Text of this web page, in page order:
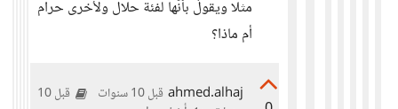
مثلًا ويقولُ بأنّها لفئة حلال ولأُخرى حرام
أم ماذا؟
ahmed.alhaj قبل 10 سنوات
قبل 10